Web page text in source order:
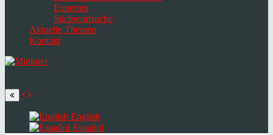
Experten
Stichwortsuche
Aktuelle Themen
Kontakt
language
English
Español